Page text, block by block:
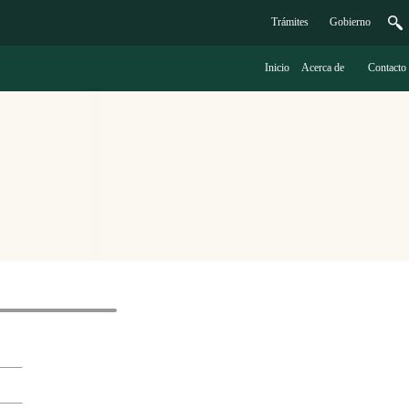
Trámites Gobierno
Inicio Acerca de Contacto